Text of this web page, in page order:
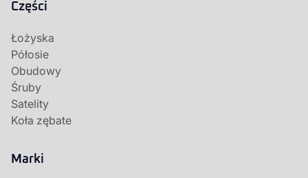
Części
Łożyska
Półosie
Obudowy
Śruby
Satelity
Koła zębate
Marki